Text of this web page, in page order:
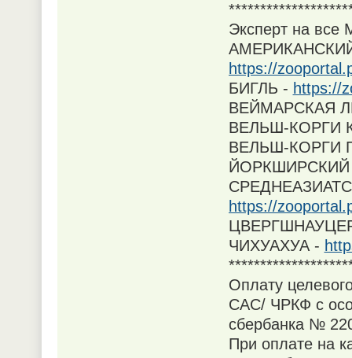
Эксперт на
https://
БИГЛЬ - https://
ВЕЙМАРСКАЯ
ВЕЛЬШ-КОРГИ
ВЕЛЬШ-КОРГИ
https://
ЧИХУАХУА -
Оплату
САС/ ЧРКФ с
сбербанка №
При оплате на